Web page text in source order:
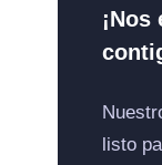
listo